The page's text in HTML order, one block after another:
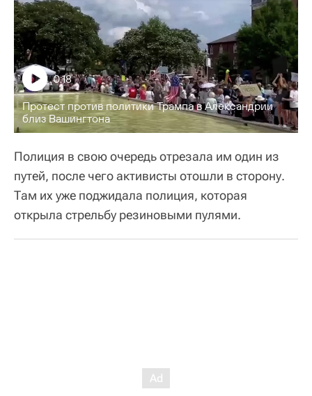
Протест против политики Трампа в Александрии
близ Вашингтона
0:18
Полиция в свою очередь отрезала им один из
путей, после чего активисты отошли в сторону.
Там их уже поджидала полиция, которая
открыла стрельбу резиновыми пулями.